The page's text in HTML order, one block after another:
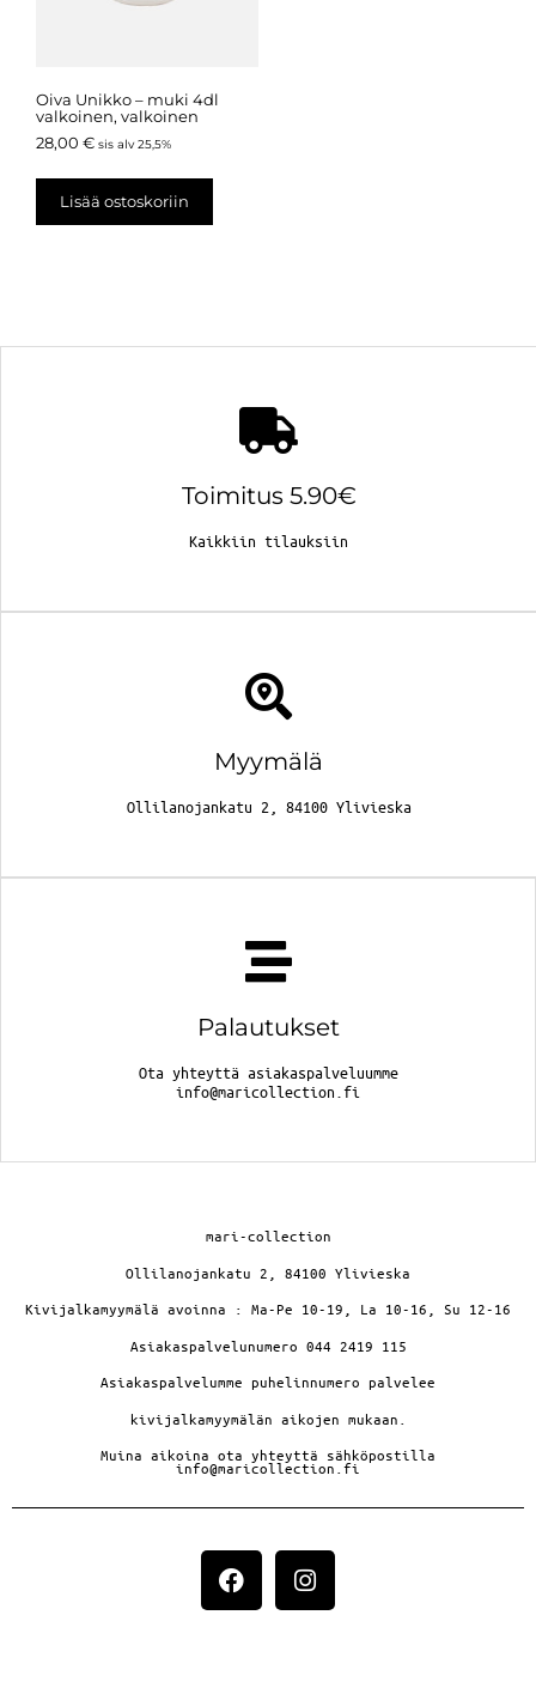
Oiva Unikko – muki 4dl
valkoinen, valkoinen
28,00 € sis alv 25,5%
Lisää ostoskoriin
Toimitus 5.90€
Kaikkiin tilauksiin
Myymälä
Ollilanojankatu 2, 84100 Ylivieska
Palautukset
Ota yhteyttä asiakaspalveluumme
info@maricollection.fi
mari-collection
Ollilanojankatu 2, 84100 Ylivieska
Kivijalkamyymälä avoinna : Ma-Pe 10-19, La 10-16, Su 12-16
Asiakaspalvelunumero 044 2419 115
Asiakaspalvelumme puhelinnumero palvelee
kivijalkamyymälän aikojen mukaan.
Muina aikoina ota yhteyttä sähköpostilla
info@maricollection.fi